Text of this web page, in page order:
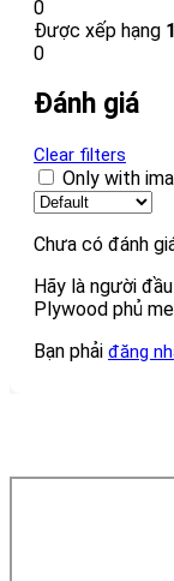
0
Được xếp hạng 1
0
Đánh giá
Clear filters
Only with
Chưa có đánh
Hãy là người
Plywood phủ
Bạn phải đăng